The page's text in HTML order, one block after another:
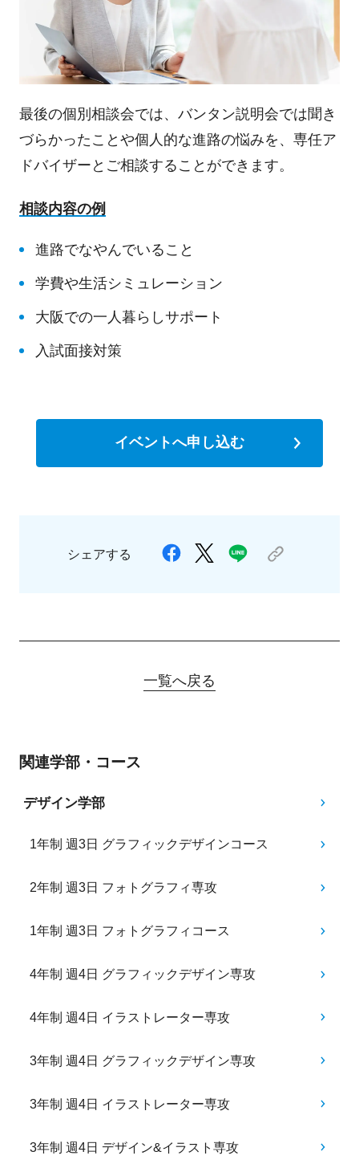
最後の個別相談会では、バンタン説明会では聞き
づらかったことや個人的な進路の悩みを、専任ア
ドバイザーとご相談することができます。
相談内容の例
進路でなやんでいること
学費や生活シミュレーション
大阪での一人暮らしサポート
入試面接対策
イベントへ申し込む
シェアする
一覧へ戻る
関連学部・コース
デザイン学部
1年制 週3日 グラフィックデザインコース
2年制 週3日 フォトグラフィ専攻
1年制 週3日 フォトグラフィコース
4年制 週4日 グラフィックデザイン専攻
4年制 週4日 イラストレーター専攻
3年制 週4日 グラフィックデザイン専攻
3年制 週4日 イラストレーター専攻
3年制 週4日 デザイン&イラスト専攻